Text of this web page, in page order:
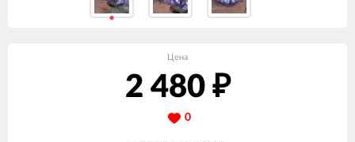
Цена
2 480 ₽
0